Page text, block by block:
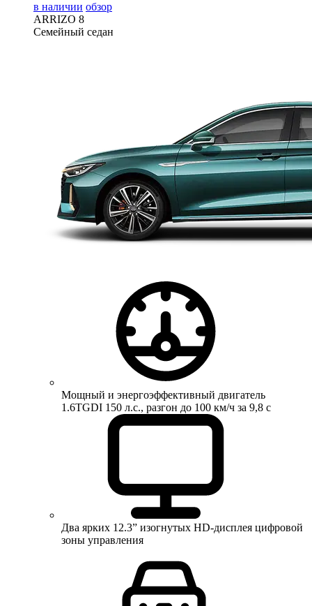
в наличии обзор
ARRIZO 8
Семейный седан
Мощный и энергоэффективный двигатель
1.6TGDI 150 л.с., разгон до 100 км/ч за 9,8 с
Два ярких 12.3” изогнутых HD-дисплея цифровой
зоны управления